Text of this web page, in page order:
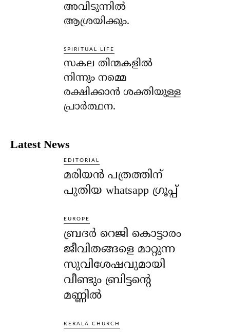
അവിടുന്നില്‍
ആശ്രയിക്കും.
SPIRITUAL LIFE
സകല തിന്മകളില്‍
നിന്നും നമ്മെ
രക്ഷിക്കാന്‍ ശക്തിയുള്ള
പ്രാര്‍ത്ഥന.
Latest News
EDITORIAL
മരിയൻ പത്രത്തിന്
പുതിയ whatsapp ഗ്രൂപ്പ്
EUROPE
ബ്രദർ റെജി കൊട്ടാരം
ജീവിതങ്ങളെ മാറ്റുന്ന
സുവിശേഷവുമായി
വീണ്ടും ബ്രിട്ടന്റെ
മണ്ണിൽ
KERALA CHURCH